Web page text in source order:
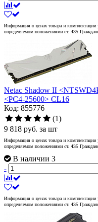
Информация о ценах товара и комплектации
определяемом положениями ст. 435
Netac Shadow II
<PC4-25600> CL16
Код: 855776
(1)
9 818 руб. за шт
Информация о ценах товара и комплектации
определяемом положениями ст. 435
В наличии 3
-
Информация о ценах товара и комплектации
определяемом положениями ст. 435